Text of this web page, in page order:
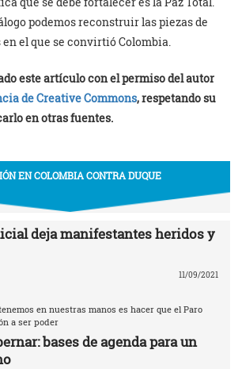
podemos reconstruir las piezas de
el que se convirtió Colombia.
este artículo con el permiso del autor
de Creative Commons, respetando su
en otras fuentes.
EN COLOMBIA CONTRA DUQUE
deja manifestantes heridos y
11/09/2021
en nuestras manos es hacer que el Paro
a ser poder
bases de agenda para un